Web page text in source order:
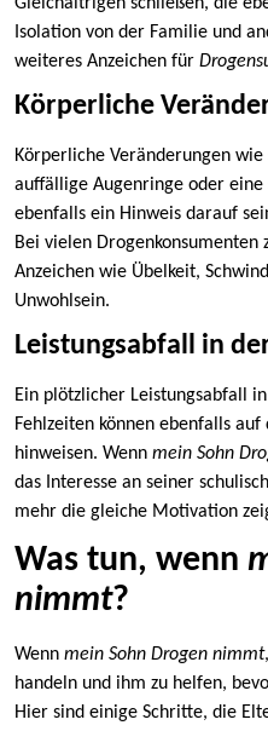
Isolation von der Familie und
weiteres Anzeichen für
Körperliche
Körperliche Veränderungen
auffällige Augenringe oder eine
ebenfalls ein Hinweis darauf
Bei vielen Drogenkonsumenten
Anzeichen wie Übelkeit,
Unwohlsein.
Leistungsabfall in
Ein plötzlicher Leistungsabfall
Fehlzeiten können ebenfalls
hinweisen. Wenn mein Sohn
das Interesse an seiner
mehr die gleiche Motivation
Was tun, wenn
nimmt?
Wenn mein Sohn Drogen nimmt
handeln und ihm zu helfen,
Hier sind einige Schritte, die